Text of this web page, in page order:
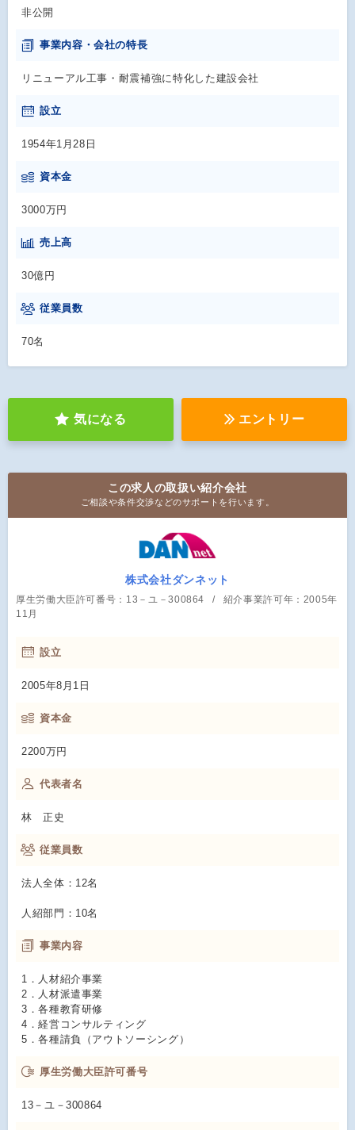
非公開
事業内容・会社の特長
リニューアル工事・耐震補強に特化した建設会社
設立
1954年1月28日
資本金
3000万円
売上高
30億円
従業員数
70名
気になる エントリー
この求人の取扱い紹介会社
ご相談や条件交渉などのサポートを行います。
株式会社ダンネット
厚生労働大臣許可番号：13－ユ－300864
紹介事業許可年：2005年
11月
設立
2005年8月1日
資本金
2200万円
代表者名
林 正史
従業員数
法人全体：12名
人紹部門：10名
事業内容
1．人材紹介事業
2．人材派遣事業
3．各種教育研修
4．経営コンサルティング
5．各種請負（アウトソーシング）
厚生労働大臣許可番号
13－ユ－300864